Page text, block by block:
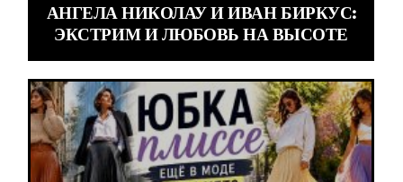
АНГЕЛА НИКОЛАУ И ИВАН БИРКУС:
ЭКСТРИМ И ЛЮБОВЬ НА ВЫСОТЕ